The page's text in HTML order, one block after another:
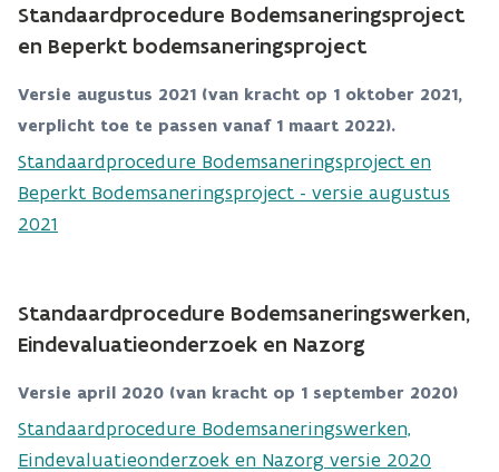
Standaardprocedure Bodemsaneringsproject
en Beperkt bodemsaneringsproject
Versie augustus 2021 (van kracht op 1 oktober 2021,
verplicht toe te passen vanaf 1 maart 2022).
Standaardprocedure Bodemsaneringsproject en
Beperkt Bodemsaneringsproject - versie augustus
2021
Standaardprocedure Bodemsaneringswerken,
Eindevaluatieonderzoek en Nazorg
Versie april 2020 (van kracht op 1 september 2020)
Standaardprocedure Bodemsaneringswerken,
Eindevaluatieonderzoek en Nazorg versie 2020